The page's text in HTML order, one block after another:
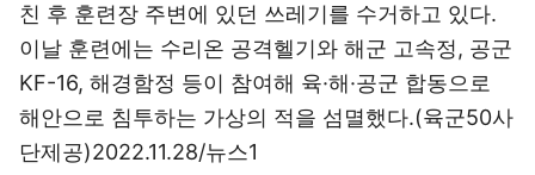
친 후 훈련장 주변에 있던 쓰레기를 수거하고 있다.
이날 훈련에는 수리온 공격헬기와 해군 고속정, 공군
KF-16, 해경함정 등이 참여해 육·해·공군 합동으로
해안으로 침투하는 가상의 적을 섬멸했다.(육군50사
단제공)2022.11.28/뉴스1